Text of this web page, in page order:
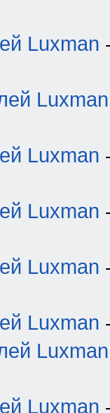
Luxman
Luxman
Luxman
Luxman
Luxman
Luxman
Luxman
Luxman